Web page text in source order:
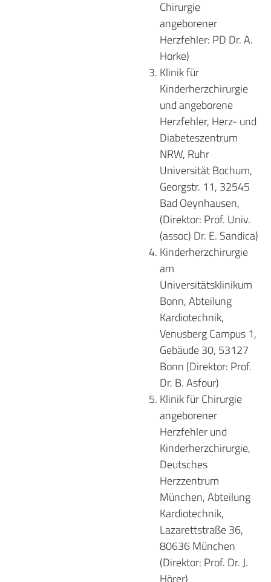
Chirurgie
angeborener
Herzfehler: PD Dr. A.
Horke)
Klinik für
Kinderherzchirurgie
und angeborene
Herzfehler, Herz- und
Diabeteszentrum
NRW, Ruhr
Universität Bochum,
Georgstr. 11, 32545
Bad Oeynhausen,
(Direktor: Prof. Univ.
(assoc) Dr. E. Sandica)
Kinderherzchirurgie
am
Universitätsklinikum
Bonn, Abteilung
Kardiotechnik,
Venusberg Campus 1,
Gebäude 30, 53127
Bonn (Direktor: Prof.
Dr. B. Asfour)
Klinik für Chirurgie
angeborener
Herzfehler und
Kinderherzchirurgie,
Deutsches
Herzzentrum
München, Abteilung
Kardiotechnik,
Lazarettstraße 36,
80636 München
(Direktor: Prof. Dr. J.
Hörer)